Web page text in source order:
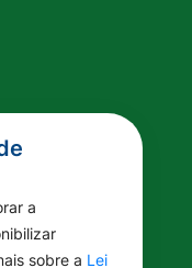
a
sobre a Lei